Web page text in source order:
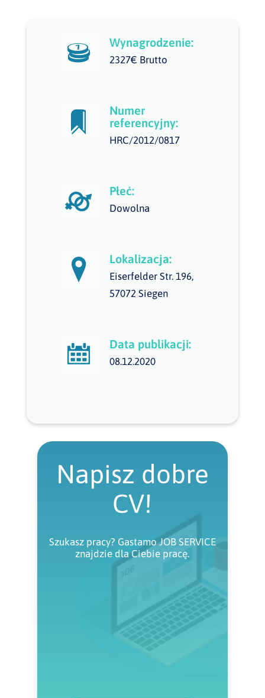
Wynagrodzenie:
2327€ Brutto
Numer
referencyjny:
HRC/2012/0817
Płeć:
Dowolna
Lokalizacja:
Eiserfelder Str. 196,
57072 Siegen
Data publikacji:
08.12.2020
Napisz dobre
CV!
Szukasz pracy? Gastamo JOB SERVICE
znajdzie dla Ciebie pracę.